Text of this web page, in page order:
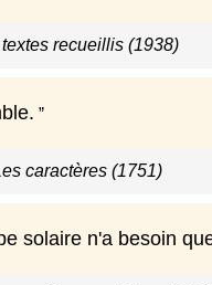
recueillis (1938)
caractères (1751)
solaire n'a besoin